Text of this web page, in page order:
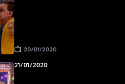
20/01/2020
21/01/2020